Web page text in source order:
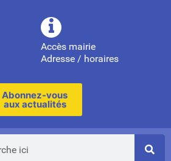
Accès mairie
Adresse / horaires
Abonnez-vous
aux actualités